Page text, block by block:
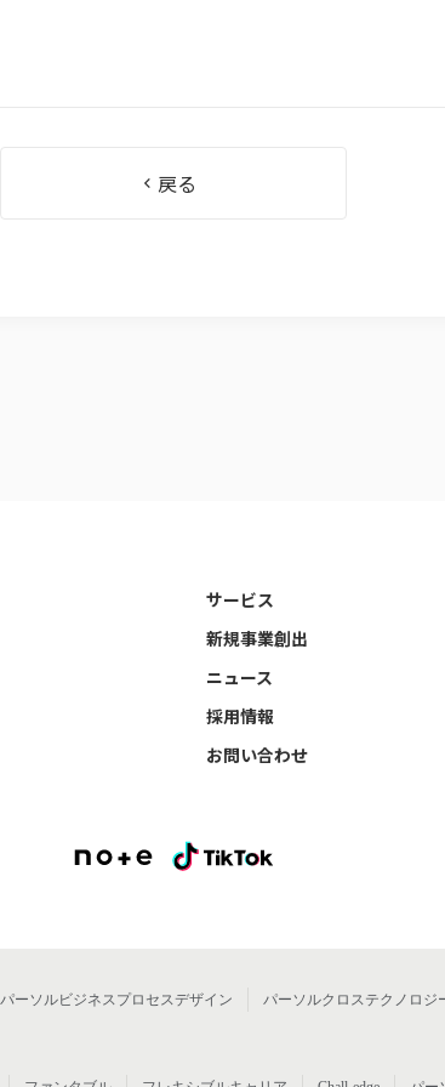
戻る
サービス
新規事業創出
ニュース
採用情報
お問い合わせ
パーソルビジネスプロセスデザイン
パーソルクロステクノロジ